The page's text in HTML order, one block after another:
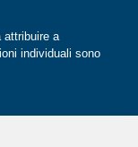
attribuire a
individuali sono